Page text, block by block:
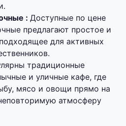
: Доступные по цене
предлагают простое и
для активных
традиционные
и уличные кафе, где
мясо и овощи прямо на
атмосферу